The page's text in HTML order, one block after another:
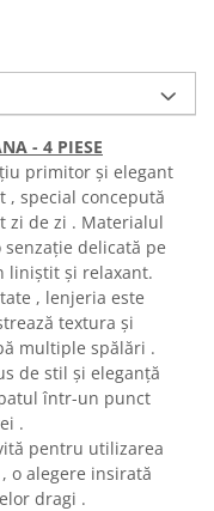
- 4 PIESE
primitor și elegant
, special concepută
zi de zi . Materialul
delicată pe
liniștit și relaxant.
, lenjeria este
textura și
multiple spălări .
de stil și eleganță
într-un punct
.
pentru utilizarea
o alegere insirată
dragi .